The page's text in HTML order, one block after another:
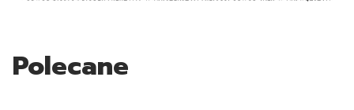
Polecane